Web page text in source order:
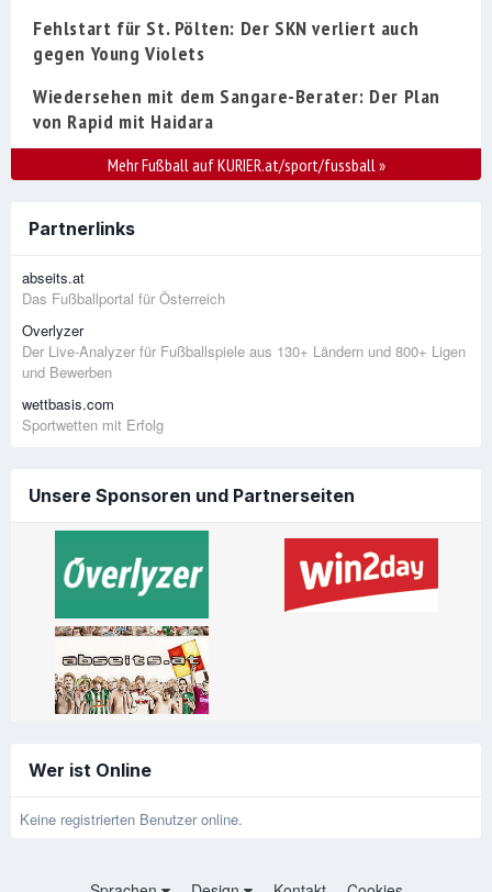
Fehlstart für St. Pölten: Der SKN verliert auch
gegen Young Violets
Wiedersehen mit dem Sangare-Berater: Der Plan
von Rapid mit Haidara
Mehr Fußball auf KURIER.at/sport/fussball»
Partnerlinks
abseits.at
Das Fußballportal für Österreich
Overlyzer
Der Live-Analyzer für Fußballspiele aus 130+ Ländern und 800+ Ligen
und Bewerben
wettbasis.com
Sportwetten mit Erfolg
Unsere Sponsoren und Partnerseiten
Wer ist Online
Keine registrierten Benutzer online.